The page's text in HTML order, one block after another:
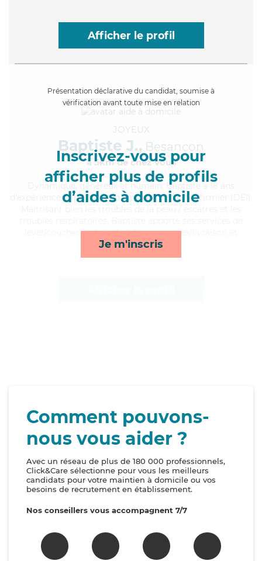
Afficher le profil
Présentation déclarative du candidat, soumise à
vérification avant toute mise en relation
Inscrivez-vous pour
afficher plus de profils
d’aides à domicile
Je m'inscris
JOYEUX
Baptiste J., Besançon
à 5km de chez Vous
, généreux et humain, Baptiste a 18 ans
d'expérience et possède un diplôme d'Etat d'infirmier (DEI).
lever/coucher, toilette/habillage, courses/livraison et
activités*
Comment pouvons-
nous vous aider ?
Avec un réseau de plus de 180 000 professionnels,
Click&Care sélectionne pour vous les meilleurs
candidats pour votre maintien à domicile ou vos
besoins de recrutement en établissement.
Nos conseillers vous accompagnent 7/7